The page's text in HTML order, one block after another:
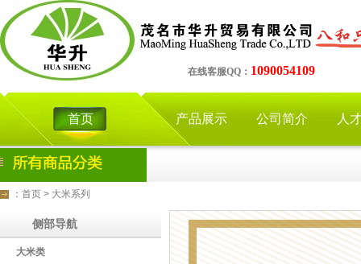
在线客服QQ： 1090054109
首页 产品展示 公司简介 人
： 首页 > 大米系列
侧部导航
大米类